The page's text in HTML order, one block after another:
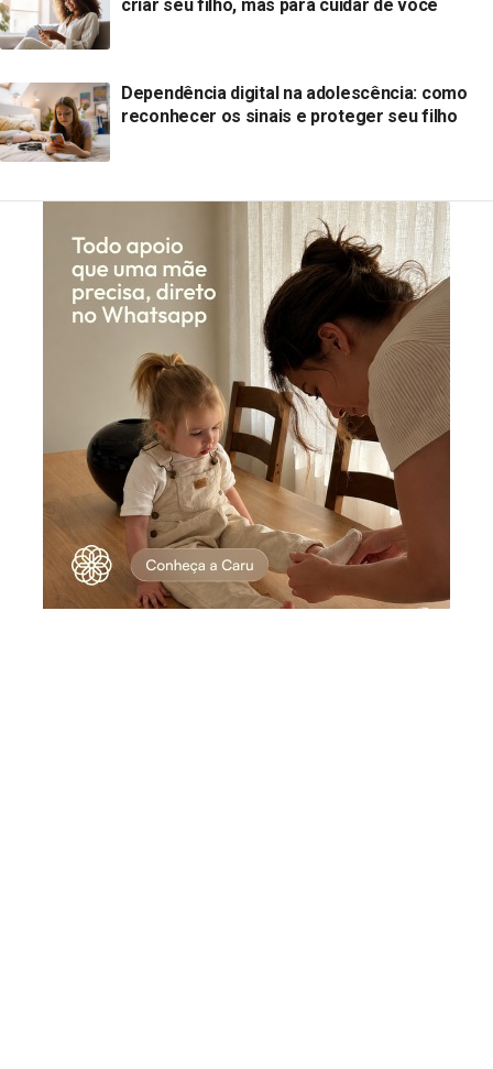
criar seu filho, mas para cuidar de você
Dependência digital na adolescência: como
reconhecer os sinais e proteger seu filho